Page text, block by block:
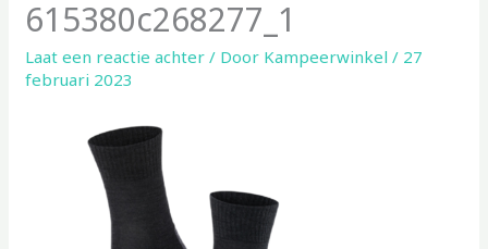
615380c268277_1
Laat een reactie achter / Door Kampeerwinkel/ 27
februari 2023